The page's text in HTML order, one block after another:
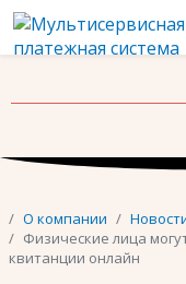
О компании
Физические лица
квитанции онлайн